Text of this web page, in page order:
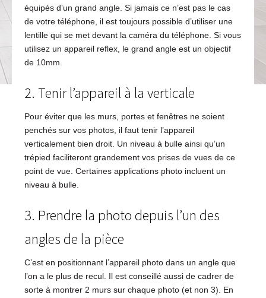
équipés d’un grand angle. Si jamais ce n’est pas le cas
de votre téléphone, il est toujours possible d’utiliser une
lentille qui se met devant la caméra du téléphone. Si vous
utilisez un appareil reflex, le grand angle est un objectif
de 10mm.
2. Tenir l’appareil à la verticale
Pour éviter que les murs, portes et fenêtres ne soient
penchés sur vos photos, il faut tenir l’appareil
verticalement bien droit. Un niveau à bulle ainsi qu’un
trépied faciliteront grandement vos prises de vues de ce
point de vue. Certaines applications photo incluent un
niveau à bulle.
3. Prendre la photo depuis l’un des
angles de la pièce
C’est en positionnant l’appareil photo dans un angle que
l’on a le plus de recul. Il est conseillé aussi de cadrer de
sorte à montrer 2 murs sur chaque photo (et non 3). En